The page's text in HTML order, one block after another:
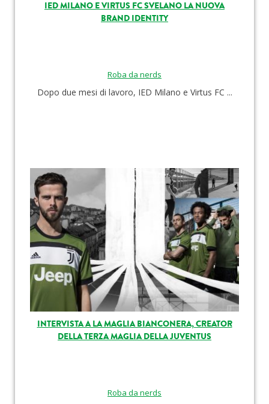
IED MILANO E VIRTUS FC SVELANO LA NUOVA
BRAND IDENTITY
Roba da nerds
Dopo due mesi di lavoro, IED Milano e Virtus FC ...
INTERVISTA A LA MAGLIA BIANCONERA, CREATOR
DELLA TERZA MAGLIA DELLA JUVENTUS
Roba da nerds